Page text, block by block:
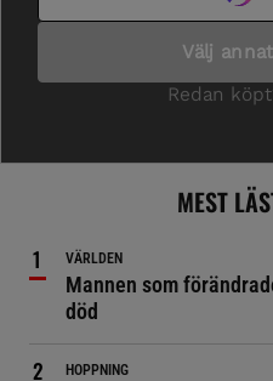
MEST
VÄRLDEN
Mannen som
död
HOPPNING